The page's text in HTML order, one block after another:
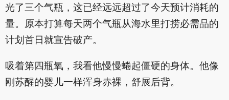
光了三个气瓶，这已经远远超过了今天预计消耗的
量。原本打算每天两个气瓶从海水里打捞必需品的
计划首日就宣告破产。
吸着第四瓶氧，我看他慢慢蜷起僵硬的身体。他像
刚苏醒的婴儿一样浑身赤裸，舒展后背。